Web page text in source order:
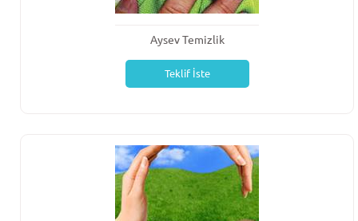
Aysev Temizlik
Teklif İste